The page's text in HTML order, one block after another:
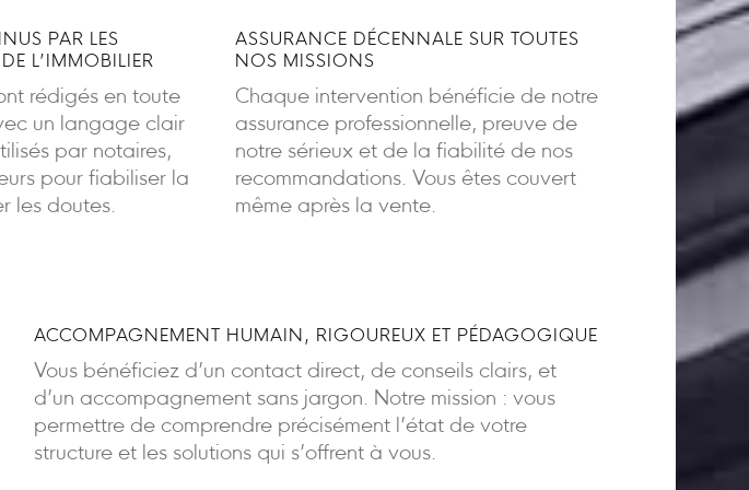
PAR LES
L’IMMOBILIER
rédigés en toute
un langage clair
par notaires,
pour fiabiliser la
les doutes.
ASSURANCE DÉCENNALE SUR TOUTES
NOS MISSIONS
Chaque intervention bénéficie de notre
assurance professionnelle, preuve de
notre sérieux et de la fiabilité de nos
recommandations. Vous êtes couvert
même après la vente.
ACCOMPAGNEMENT HUMAIN, RIGOUREUX ET PÉDAGOGIQUE
Vous bénéficiez d’un contact direct, de conseils clairs, et
d’un accompagnement sans jargon. Notre mission : vous
permettre de comprendre précisément l’état de votre
structure et les solutions qui s’offrent à vous.